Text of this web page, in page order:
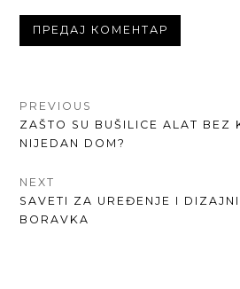
КРЕТАЊЕ
ЧЛАНКА
PREVIOUS
PREVIOUS
POST:
ZAŠTO SU BUŠILICE ALAT BEZ
NIJEDAN DOM?
NEXT
NEXT
POST:
SAVETI ZA UREĐENJE I
BORAVKA